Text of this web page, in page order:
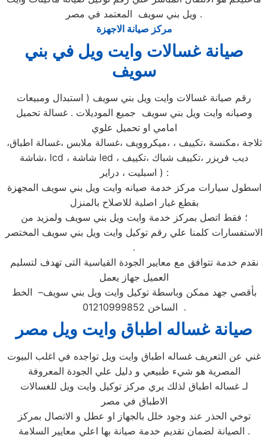
ويل بني سويف المعتمد في مصر .
مركز صيانة الاجهزة
صيانة غسالات وايت ويل في بني
سويف
رقم صيانة غسالات وايت ويل بني سويف ( استبدال ومبيعات
وصيانه وايت ويل بني سويف جميع الموديلات . غسالة تحميل
امامي او تحميل علوي
،ثلاجة ،مكنسة ،تكييف ، ،ميكروويف ،غسالة ملابس ،غسالة اطباق
،شاشة lcd ، شاشة led ، ديب فريزر ،تكييف شباك ،تكييف
اسبليت ، دراير ) :
اسطول سيارات مركز خدمة صيانه وايت ويل بني سويف المجهزة
بقطع غيار اصلية للاصلاح بالمنزل
؛ فقط اتصل بمركز خدمة وايت ويل بني سويف ولمزيد من
الاستفسارات كلمنا علي رقم توكيل وايت ويل بني سويف المختصر
.
نقدم خدمة تتوافق مع معايير الجودة القياسية التى تهدف لتسليم
العميل جهاز يعمل
بأقصي جهد ممكن وباسطة توكيل وايت ويل بني سويف– الخط
الساخن 01210999852 .
صيانة غساله اطباق وايت ويل مصر
غني عن التعريف غساله اطباق وايت ويل تواجده في اغلب البيوت
المصرية هو شيء طبيعي و دليل علي الجودة المعروفة
لـ غساله اطباق لذلك يري مركز توكيل وايت ويل للغسالات
الاطباق في مصر
توخي الحذر عند وجود خلل بالجهاز او عطل و الاتصال بمركز
الصيانة لضمان تقديم خدمة صيانة بها اعلي معايير السلامة .